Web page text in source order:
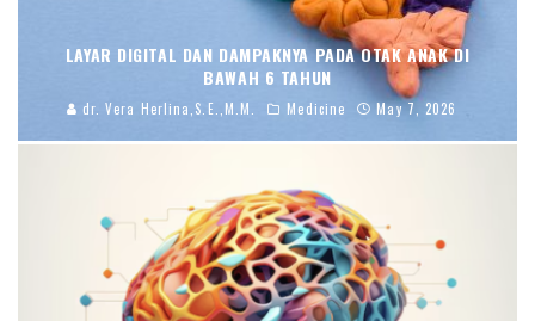
LAYAR DIGITAL DAN DAMPAKNYA PADA OTAK ANAK DI
BAWAH 6 TAHUN
dr. Vera Herlina,S.E.,M.M. Medicine May 7, 2026